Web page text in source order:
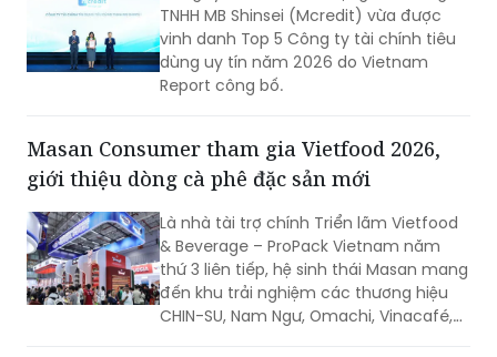
duyệt chi tiêu, trao quyền chủ động
cho nhân viên nhưng vẫn kiểm soát
chặt chẽ ngân sách và dòng tiền theo
thời gian thực.
tiêu dùng uy tín năm 2026
Công ty Tài chính Tín dụng tiêu dùng
TNHH MB Shinsei (Mcredit) vừa được
dùng uy tín năm 2026 do Vietnam
Report công bố.
Masan Consumer tham gia Vietfood 2026,
giới thiệu dòng cà phê đặc sản mới
Là nhà tài trợ chính Triển lãm Vietfood
& Beverage – ProPack Vietnam năm